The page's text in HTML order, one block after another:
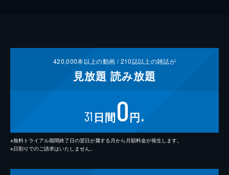
420,000本以上の動画 /210誌以上の雑誌が
見放題 読み放題
31 日間0円 ※
※無料トライアル期間終了日の翌日が属する月から月額料金が発生します。
※日割りでのご請求はいたしません。